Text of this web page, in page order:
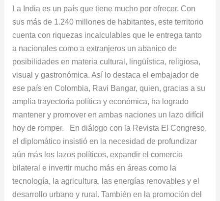
La India es un país que tiene mucho por ofrecer. Con
sus más de 1.240 millones de habitantes, este territorio
cuenta con riquezas incalculables que le entrega tanto
a nacionales como a extranjeros un abanico de
posibilidades en materia cultural, lingüística, religiosa,
visual y gastronómica. Así lo destaca el embajador de
ese país en Colombia, Ravi Bangar, quien, gracias a su
amplia trayectoria política y económica, ha logrado
mantener y promover en ambas naciones un lazo difícil
hoy de romper. En diálogo con la Revista El Congreso,
el diplomático insistió en la necesidad de profundizar
aún más los lazos políticos, expandir el comercio
bilateral e invertir mucho más en áreas como la
tecnología, la agricultura, las energías renovables y el
desarrollo urbano y rural. También en la promoción del
ofrecer